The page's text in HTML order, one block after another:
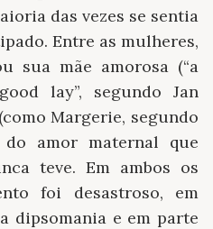
das vezes se sentia
Entre as mulheres,
sua mãe amorosa (“a
lay”, segundo Jan
Margerie, segundo
amor maternal que
teve. Em ambos os
foi desastroso, em
dipsomania e em parte